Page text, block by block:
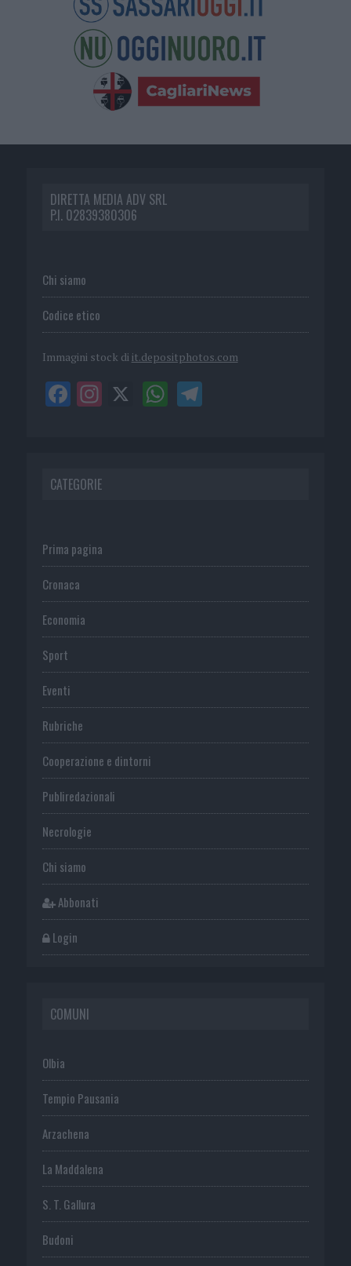
DIRETTA MEDIA ADV SRL
P.I. 02839380306
Chi siamo
Codice etico
Immagini stock di it.depositphotos.com
CATEGORIE
Prima pagina
Cronaca
Economia
Sport
Eventi
Rubriche
Cooperazione e dintorni
Publiredazionali
Necrologie
Chi siamo
Abbonati
Login
COMUNI
Olbia
Tempio Pausania
Arzachena
La Maddalena
S. T. Gallura
Budoni